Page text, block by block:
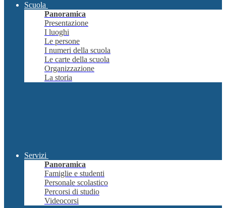
Scuola
Panoramica
Presentazione
I luoghi
Le persone
I numeri della scuola
Le carte della scuola
Organizzazione
La storia
Servizi
Panoramica
Famiglie e studenti
Personale scolastico
Percorsi di studio
Videocorsi